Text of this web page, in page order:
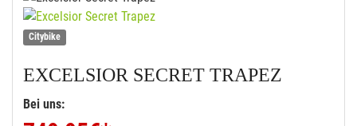
Citybike
EXCELSIOR SECRET TRAPEZ
Bei uns: